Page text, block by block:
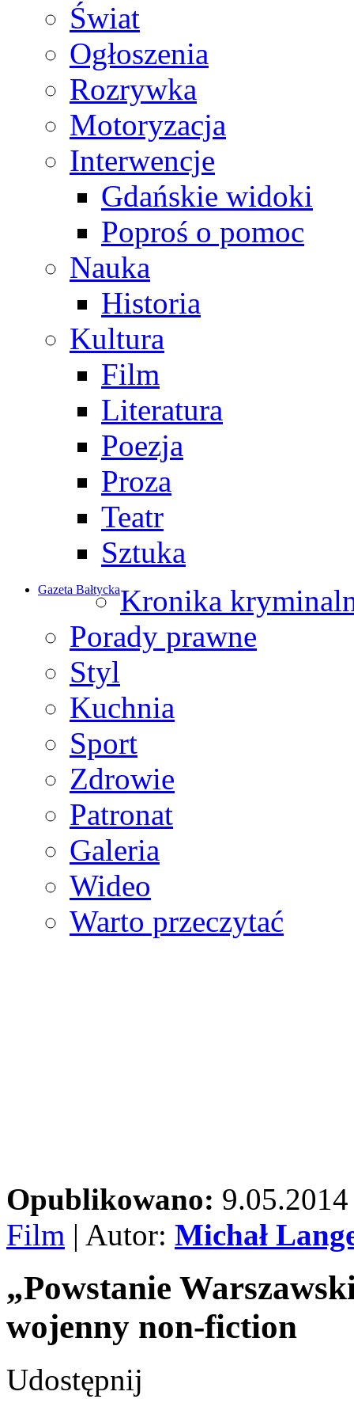
Świat
Ogłoszenia
Rozrywka
Motoryzacja
Interwencje
Gdańskie widoki
Poproś o pomoc
Nauka
Historia
Kultura
Film
Literatura
Poezja
Proza
Teatr
Sztuka
Gazeta BałtyckaKronika
Porady prawne
Styl
Kuchnia
Sport
Zdrowie
Patronat
Galeria
Wideo
Warto przeczytać
Opublikowano: 9.05.2014
Film | Autor: Michał
„Powstanie
wojenny non-fiction
Udostępnij